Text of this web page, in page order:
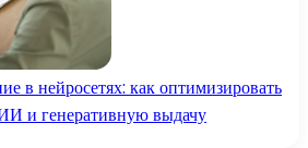
в нейросетях: как оптимизировать
и генеративную выдачу